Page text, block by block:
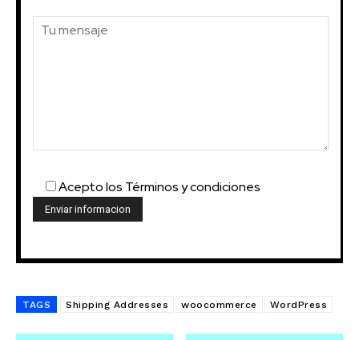
Acepto los Términos y condiciones
TAGS Shipping Addresses woocommerce WordPress